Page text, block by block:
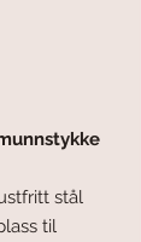
stål
til